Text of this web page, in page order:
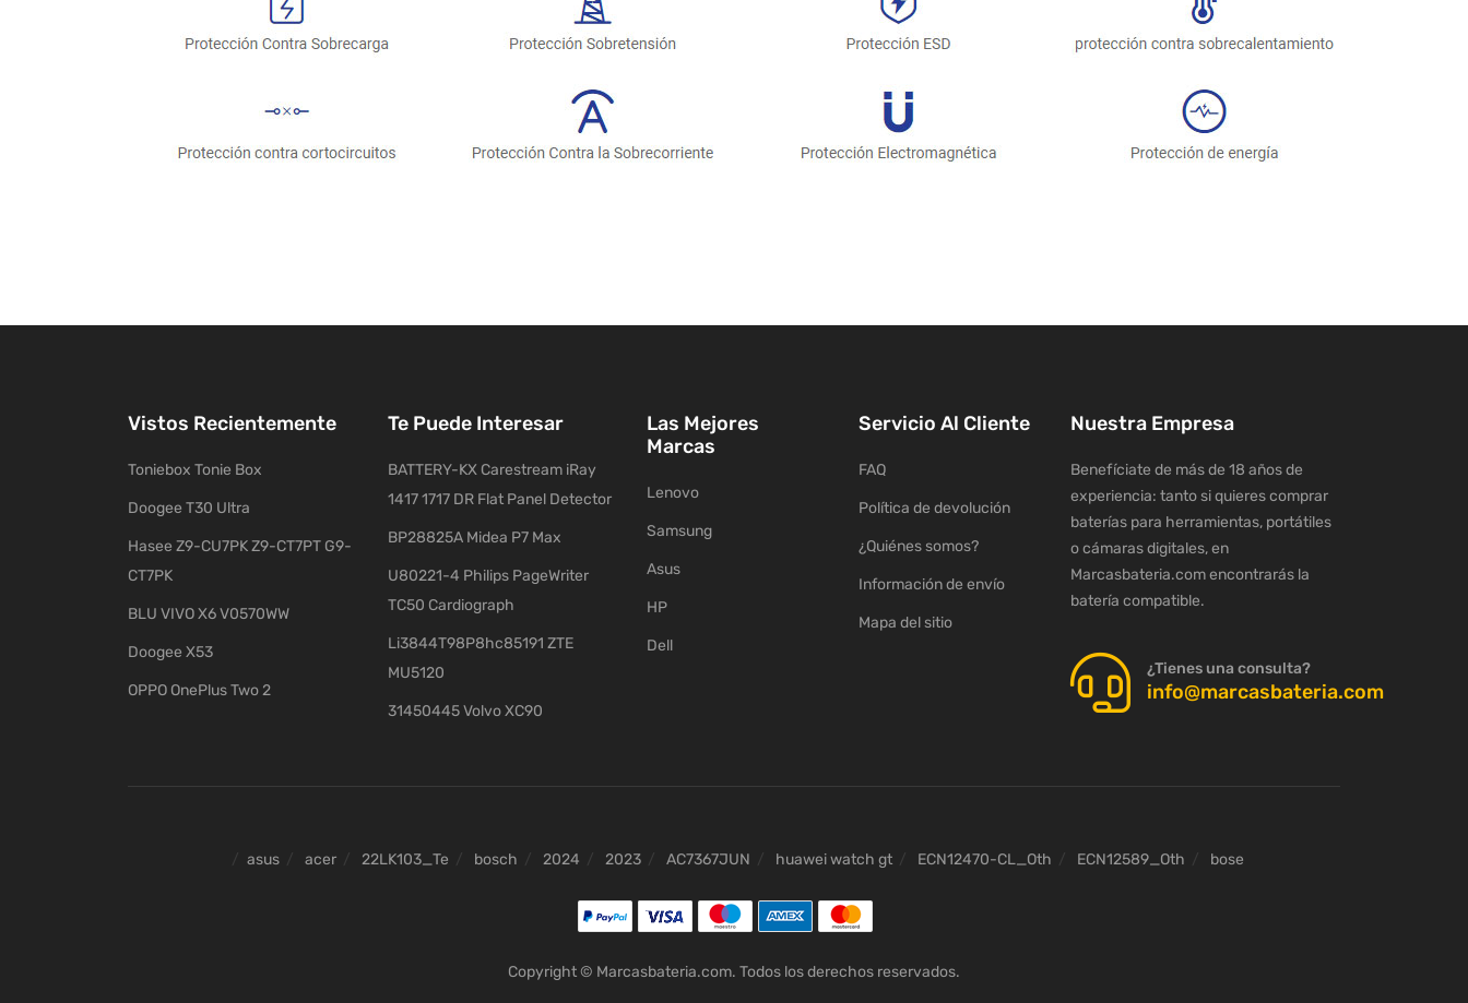
Vistos Recientemente
Toniebox Tonie Box
Doogee T30 Ultra
Hasee Z9-CU7PK Z9-CT7PT G9-
CT7PK
BLU VIVO X6 V0570WW
Doogee X53
OPPO OnePlus Two 2
Te Puede Interesar
BATTERY-KX Carestream iRay
1417 1717 DR Flat Panel Detector
BP28825A Midea P7 Max
U80221-4 Philips PageWriter
TC50 Cardiograph
Li3844T98P8hc85191 ZTE
MU5120
31450445 Volvo XC90
Las Mejores
Marcas
Lenovo
Samsung
Asus
HP
Dell
Servicio Al Cliente
FAQ
Política de devolución
¿Quiénes somos?
Información de envío
Mapa del sitio
Nuestra Empresa
Benefíciate de más de 18 años de
experiencia: tanto si quieres comprar
baterías para herramientas, portátiles
o cámaras digitales, en
Marcasbateria.com encontrarás la
batería compatible.
¿Tienes una consulta?
info@marcasbateria.com
asus acer 22LK103_Te bosch 2024 2023 AC7367JUN huawei watch gt ECN12470-CL_Oth ECN12589_Oth bose
Copyright © Marcasbateria.com. Todos los derechos reservados.